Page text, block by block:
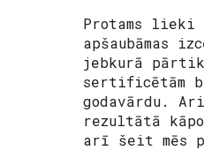
Protams
apšaubāmas
jebkurā
sertificētām
godavārdu.
rezultātā
arī šeit mēs